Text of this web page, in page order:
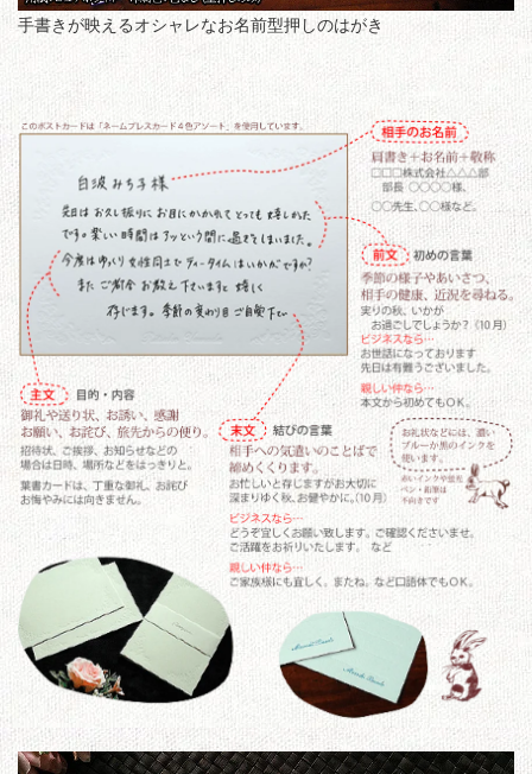
手書きが映えるオシャレなお名前型押しのはがき